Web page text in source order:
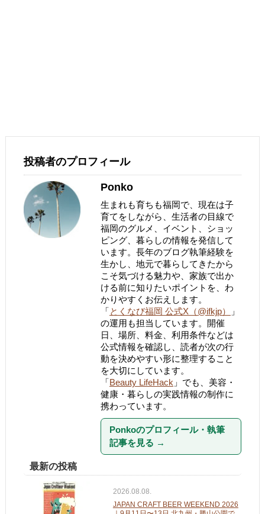
投稿者のプロフィール
Ponko
生まれも育ちも福岡で、現在は子
育てをしながら、生活者の目線で
福岡のグルメ、イベント、ショッ
ピング、暮らしの情報を発信して
います。長年のブログ執筆経験を
生かし、地元で暮らしてきたから
こそ気づける魅力や、家族で出か
ける前に知りたいポイントを、わ
かりやすくお伝えします。
「 とくなび福岡 公式X（@ifkjp）
」
の運用も担当しています。開催
日、場所、料金、利用条件などは
公式情報を確認し、読者が次の行
動を決めやすい形に整理すること
を大切にしています。
「 Beauty LifeHack」でも、美容・
健康・暮らしの実践情報の制作に
携わっています。
Ponkoのプロフィール・執筆
記事を見る →
最新の投稿
2026.08.08.
JAPAN CRAFT BEER WEEKEND 2026